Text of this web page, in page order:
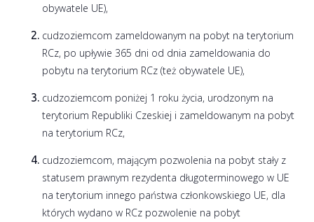
obywatele UE),
cudzoziemcom zameldowanym na pobyt na terytorium
RCz, po upływie 365 dni od dnia zameldowania do
pobytu na terytorium RCz (też obywatele UE),
cudzoziemcom poniżej 1 roku życia, urodzonym na
terytorium Republiki Czeskiej i zameldowanym na pobyt
na terytorium RCz,
cudzoziemcom, mającym pozwolenia na pobyt stały z
statusem prawnym rezydenta długoterminowego w UE
na terytorium innego państwa członkowskiego UE, dla
których wydano w RCz pozwolenie na pobyt